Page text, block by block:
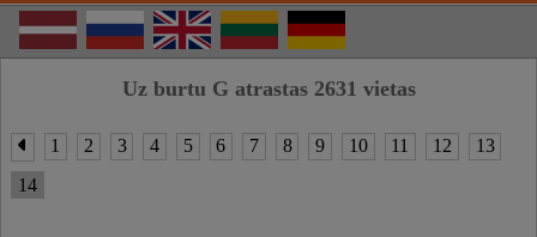
Uz burtu G atrastas 2631 vietas
1 2 3 4 5 6 7 8 9 10 11 12
13
14